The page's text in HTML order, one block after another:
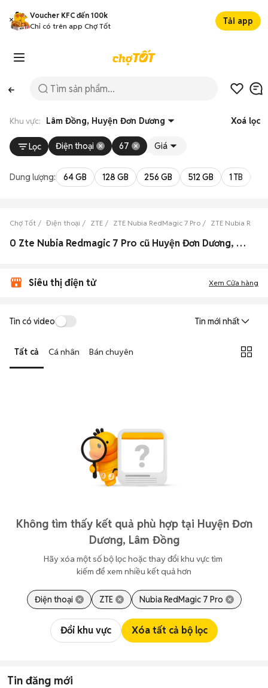
Voucher KFC đến 100k
Chỉ có trên app Chợ Tốt
Tải app
Khu vực: Lâm Đồng, Huyện Đơn Dương Xoá lọc
Lọc Điện thoại 67 Giá
Dung lượng: 64 GB 128 GB 256 GB 512 GB 1 TB
Chợ Tốt Điện thoại ZTE ZTE Nubia RedMagic 7 Pro ZTE Nubia
0 Zte Nubia Redmagic 7 Pro cũ Huyện Đơn Dương, Lâm Đồng đẹp
Siêu thị điện tử Xem Cửa hàng
Tin có video Tin mới nhất
Tất cả Cá nhân Bán chuyên
Không tìm thấy kết quả phù hợp tại Huyện Đơn
Dương, Lâm Đồng
Hãy xóa một số bộ lọc hoặc thay đổi khu vực tìm
kiếm để xem nhiều kết quả hơn
Điện thoại ZTE Nubia RedMagic 7 Pro
Đổi khu vực Xóa tất cả bộ lọc
Tin đăng mới